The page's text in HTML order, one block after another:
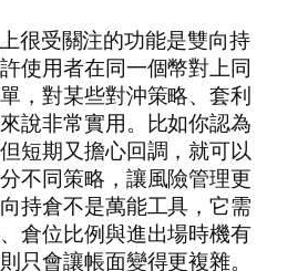
很受關注的功能是雙向持
使用者在同一個幣對上同
，對某些對沖策略、套利
說非常實用。比如你認為
短期又擔心回調，就可以
不同策略，讓風險管理更
持倉不是萬能工具，它需
倉位比例與進出場時機有
只會讓帳面變得更複雜。